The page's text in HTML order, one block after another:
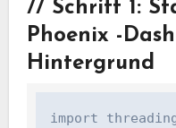
// Schritt 1:
Phoenix -
Hintergrund
import